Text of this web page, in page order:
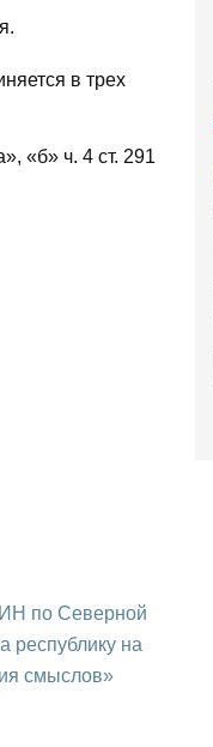
в трех
«б» ч. 4 ст. 291